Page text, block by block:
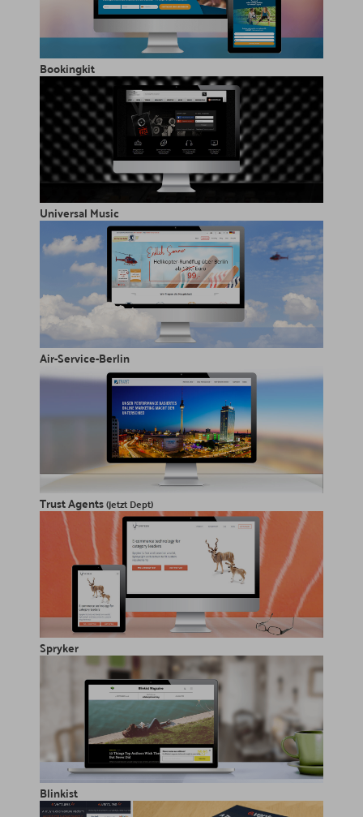
Bookingkit
Universal Music
Air-Service-Berlin
Trust Agents(jetzt Dept)
Spryker
Blinkist